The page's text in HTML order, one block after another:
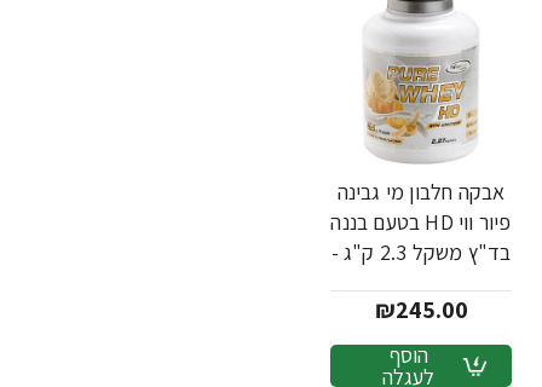
אבקה חלבון מי גבינה
פיור ווי HD בטעם בננה
בד"ץ משקל 2.3 ק"ג -
Nutrition
₪245.00
הוסף
לעגלה